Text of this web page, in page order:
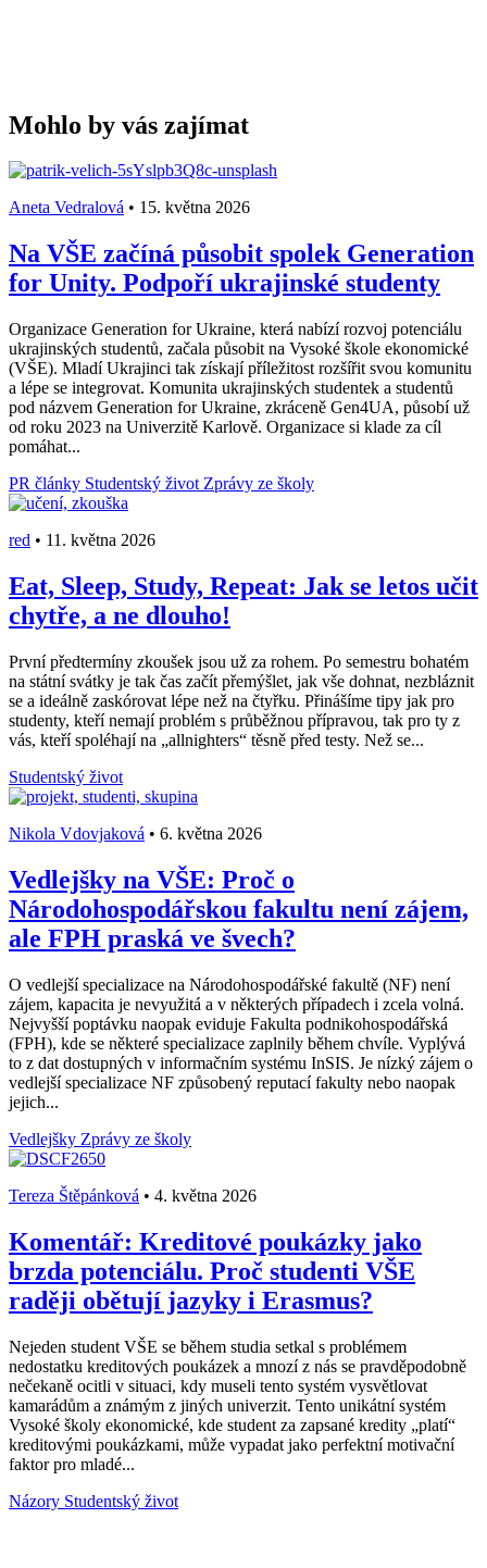
Mohlo by vás zajímat
Aneta Vedralová • 15. května 2026
Na VŠE začíná působit spolek Generation
for Unity. Podpoří ukrajinské studenty
Organizace Generation for Ukraine, která nabízí rozvoj potenciálu
ukrajinských studentů, začala působit na Vysoké škole ekonomické
(VŠE). Mladí Ukrajinci tak získají příležitost rozšířit svou komunitu
a lépe se integrovat. Komunita ukrajinských studentek a studentů
pod názvem Generation for Ukraine, zkráceně Gen4UA, působí už
od roku 2023 na Univerzitě Karlově. Organizace si klade za cíl
pomáhat...
PR články Studentský život Zprávy ze školy
red • 11. května 2026
Eat, Sleep, Study, Repeat: Jak se letos učit
chytře, a ne dlouho!
První předtermíny zkoušek jsou už za rohem. Po semestru bohatém
na státní svátky je tak čas začít přemýšlet, jak vše dohnat, nezbláznit
se a ideálně zaskórovat lépe než na čtyřku. Přinášíme tipy jak pro
studenty, kteří nemají problém s průběžnou přípravou, tak pro ty z
vás, kteří spoléhají na „allnighters“ těsně před testy. Než se...
Studentský život
Nikola Vdovjaková • 6. května 2026
Vedlejšky na VŠE: Proč o
Národohospodářskou fakultu není zájem,
ale FPH praská ve švech?
O vedlejší specializace na Národohospodářské fakultě (NF) není
zájem, kapacita je nevyužitá a v některých případech i zcela volná.
Nejvyšší poptávku naopak eviduje Fakulta podnikohospodářská
(FPH), kde se některé specializace zaplnily během chvíle. Vyplývá
to z dat dostupných v informačním systému InSIS. Je nízký zájem o
vedlejší specializace NF způsobený reputací fakulty nebo naopak
jejich...
Vedlejšky Zprávy ze školy
Tereza Štěpánková • 4. května 2026
Komentář: Kreditové poukázky jako
brzda potenciálu. Proč studenti VŠE
raději obětují jazyky i Erasmus?
Nejeden student VŠE se během studia setkal s problémem
nedostatku kreditových poukázek a mnozí z nás se pravděpodobně
nečekaně ocitli v situaci, kdy museli tento systém vysvětlovat
kamarádům a známým z jiných univerzit. Tento unikátní systém
Vysoké školy ekonomické, kde student za zapsané kredity „platí“
kreditovými poukázkami, může vypadat jako perfektní motivační
faktor pro mladé...
Názory Studentský život